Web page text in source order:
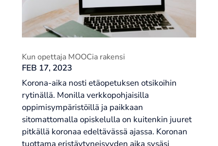
Kun opettaja MOOCia rakensi
FEB 17, 2023
Korona-aika nosti etäopetuksen otsikoihin
rytinällä. Monilla verkkopohjaisilla
oppimisympäristöillä ja paikkaan
sitomattomalla opiskelulla on kuitenkin juuret
pitkällä koronaa edeltävässä ajassa. Koronan